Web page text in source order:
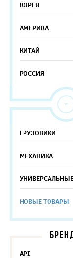
КОРЕЯ
АМЕРИКА
КИТАЙ
РОССИЯ
ГРУЗОВИКИ
МЕХАНИКА
УНИВЕРСАЛЬНЫЕ
НОВЫЕ ТОВАРЫ
API